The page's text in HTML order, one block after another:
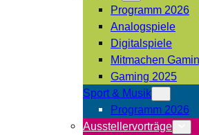
Programm 2026
Analogspiele
Digitalspiele
Mitmachen
Gaming 2025
Sport & Musik
Programm 2026
Ausstellervorträge